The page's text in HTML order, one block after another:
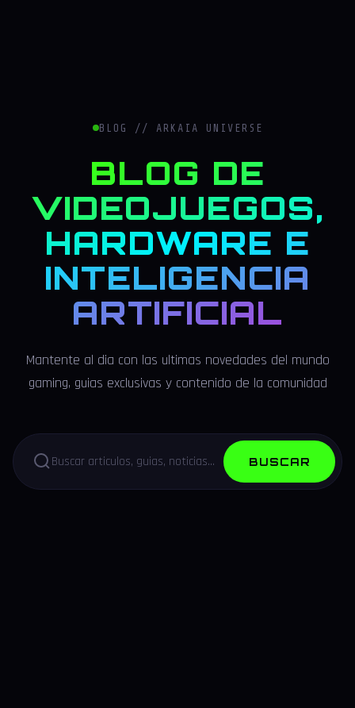
BLOG // ARKAIA UNIVERSE
BLOG DE
VIDEOJUEGOS,
HARDWARE E
INTELIGENCIA
ARTIFICIAL
Mantente al dia con las ultimas novedades del mundo
gaming, guias exclusivas y contenido de la comunidad
BUSCAR